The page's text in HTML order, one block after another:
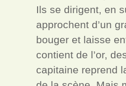
Ils se dirigent, en
approchent d’un
bouger et laisse
contient de l’or,
capitaine reprend